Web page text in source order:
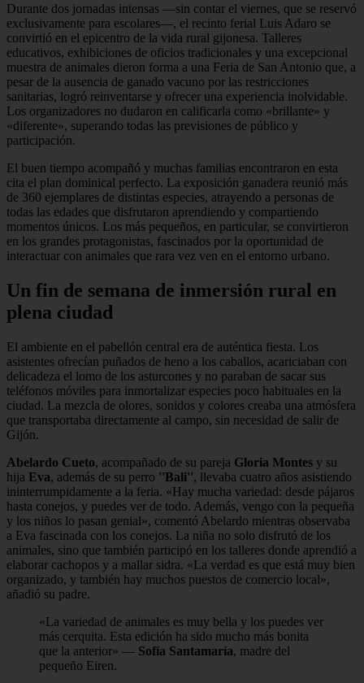
Durante dos jornadas intensas —sin contar el viernes, que se reservó
exclusivamente para escolares—, el recinto ferial Luis Adaro se
convirtió en el epicentro de la vida rural gijonesa. Talleres
educativos, exhibiciones de oficios tradicionales y una excepcional
muestra de animales dieron forma a una Feria de San Antonio que, a
pesar de la ausencia de ganado vacuno por las restricciones
sanitarias, logró reinventarse y ofrecer una experiencia inolvidable.
Los organizadores no dudaron en calificarla como «brillante» y
«diferente», superando todas las previsiones de público y
participación.
El buen tiempo acompañó y muchas familias encontraron en esta
cita el plan dominical perfecto. La exposición ganadera reunió más
de 360 ejemplares de distintas especies, atrayendo a personas de
todas las edades que disfrutaron aprendiendo y compartiendo
momentos únicos. Los más pequeños, en particular, se convirtieron
en los grandes protagonistas, fascinados por la oportunidad de
interactuar con animales que rara vez ven en el entorno urbano.
Un fin de semana de inmersión rural en
plena ciudad
El ambiente en el pabellón central era de auténtica fiesta. Los
asistentes ofrecían puñados de heno a los caballos, acariciaban con
delicadeza el lomo de los asturcones y no paraban de sacar sus
teléfonos móviles para inmortalizar especies poco habituales en la
ciudad. La mezcla de olores, sonidos y colores creaba una atmósfera
que transportaba directamente al campo, sin necesidad de salir de
Gijón.
Abelardo Cueto, acompañado de su pareja Gloria Montes y su
hija Eva, además de su perro ''Bali'', llevaba cuatro años asistiendo
ininterrumpidamente a la feria. «Hay mucha variedad: desde pájaros
hasta conejos, y puedes ver de todo. Además, vengo con la pequeña
y los niños lo pasan genial», comentó Abelardo mientras observaba
a Eva fascinada con los conejos. La niña no solo disfrutó de los
animales, sino que también participó en los talleres donde aprendió a
elaborar cachopos y a mallar sidra. «La verdad es que está muy bien
organizado, y también hay muchos puestos de comercio local»,
añadió su padre.
«La variedad de animales es muy bella y los puedes ver
más cerquita. Esta edición ha sido mucho más bonita
que la anterior» — Sofía Santamaría, madre del
pequeño Eiren.